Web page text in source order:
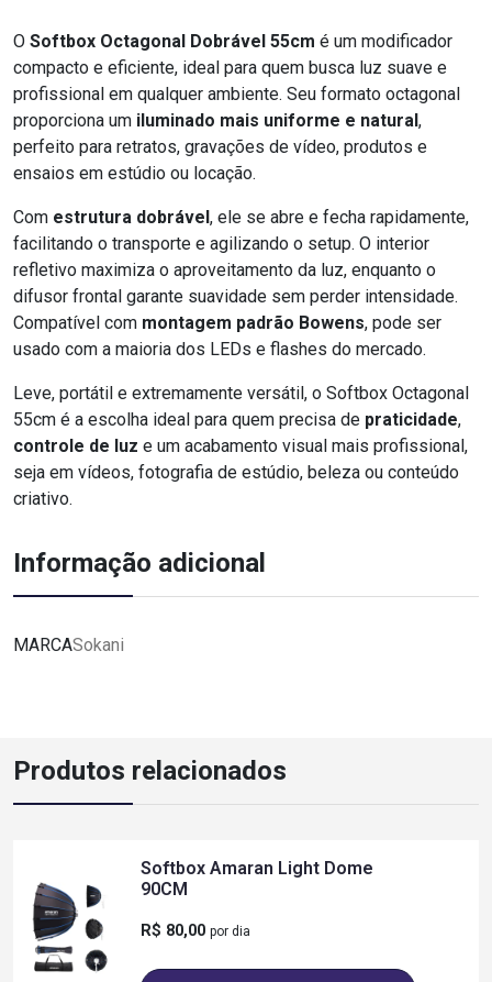
O Softbox Octagonal Dobrável 55cm é um modificador
compacto e eficiente, ideal para quem busca luz suave e
profissional em qualquer ambiente. Seu formato octagonal
proporciona um iluminado mais uniforme e natural,
perfeito para retratos, gravações de vídeo, produtos e
ensaios em estúdio ou locação.
Com estrutura dobrável, ele se abre e fecha rapidamente,
facilitando o transporte e agilizando o setup. O interior
refletivo maximiza o aproveitamento da luz, enquanto o
difusor frontal garante suavidade sem perder intensidade.
Compatível com montagem padrão Bowens, pode ser
usado com a maioria dos LEDs e flashes do mercado.
Leve, portátil e extremamente versátil, o Softbox Octagonal
55cm é a escolha ideal para quem precisa de praticidade,
controle de luz e um acabamento visual mais profissional,
seja em vídeos, fotografia de estúdio, beleza ou conteúdo
criativo.
Informação adicional
MARCASokani
Produtos relacionados
Softbox Amaran Light Dome
90CM
R$ 80,00 por dia